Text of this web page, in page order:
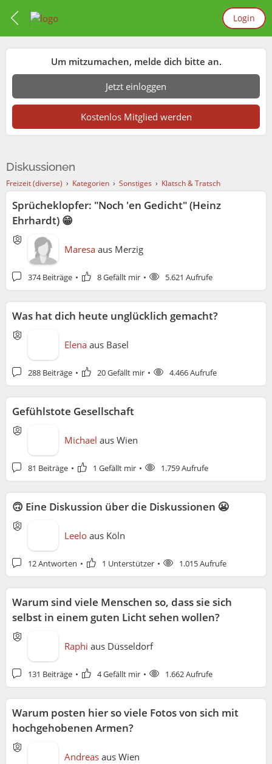
Login
Um mitzumachen, melde dich bitte an.
Jetzt einloggen
Kostenlos Mitglied werden
Diskussionen
Freizeit (diverse) › Kategorien › Sonstiges › Klatsch & Tratsch
Sprücheklopfer: "Noch 'en Gedicht" (Heinz
Ehrhardt) 😁
Maresa aus Merzig
374 Beiträge 8 Gefällt mir 5.621 Aufrufe
Was hat dich heute unglücklich gemacht?
Elena aus Basel
288 Beiträge 20 Gefällt mir 4.466 Aufrufe
Gefühlstote Gesellschaft
Michael aus Wien
81 Beiträge 1 Gefällt mir 1.759 Aufrufe
🙃 Eine Diskussion über die Diskussionen 😬
Leelo aus Köln
12 Antworten 1 Unterstützer 1.015 Aufrufe
Warum sind viele Menschen so, dass sie sich
selbst in einem guten Licht sehen wollen?
Raphi aus Düsseldorf
131 Beiträge 4 Gefällt mir 1.662 Aufrufe
Warum posten hier so viele Fotos von sich mit
hochgehobenen Armen?
Andreas aus Wien